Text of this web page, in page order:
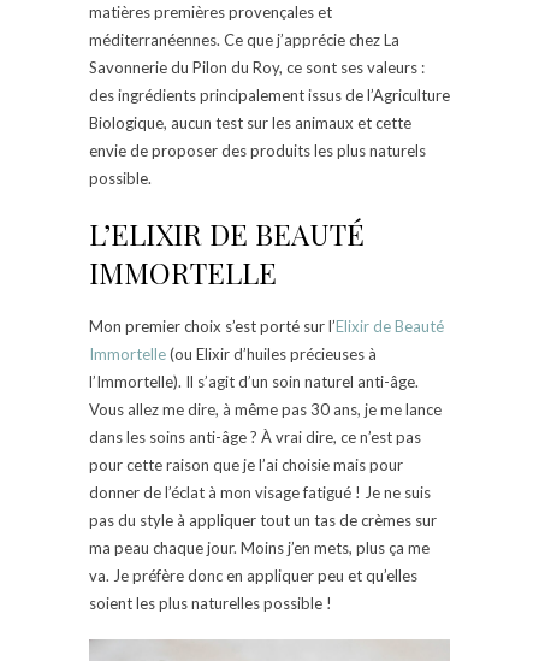
matières premières provençales et
méditerranéennes. Ce que j’apprécie chez La
Savonnerie du Pilon du Roy, ce sont ses valeurs :
des ingrédients principalement issus de l’Agriculture
Biologique, aucun test sur les animaux et cette
envie de proposer des produits les plus naturels
possible.
L’ELIXIR DE BEAUTÉ
IMMORTELLE
Mon premier choix s’est porté sur l’Elixir de Beauté
Immortelle(ou Elixir d’huiles précieuses à
l’Immortelle). Il s’agit d’un soin naturel anti-âge.
Vous allez me dire, à même pas 30 ans, je me lance
dans les soins anti-âge ? À vrai dire, ce n’est pas
pour cette raison que je l’ai choisie mais pour
donner de l’éclat à mon visage fatigué ! Je ne suis
pas du style à appliquer tout un tas de crèmes sur
ma peau chaque jour. Moins j’en mets, plus ça me
va. Je préfère donc en appliquer peu et qu’elles
soient les plus naturelles possible !